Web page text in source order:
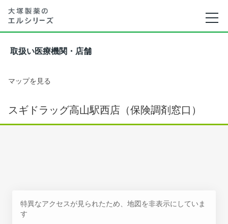
取扱い医療機関・店舗
マップを見る
スギドラッグ高山駅西店（保険調剤窓口）
特異なアクセスが見られたため、地図を非表示にしていま
す